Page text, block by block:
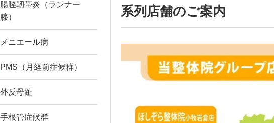
系列店舗のご案内
腸脛靭帯炎（ランナー
膝）
メニエール病
PMS（月経前症候群）
外反母趾
手根管症候群